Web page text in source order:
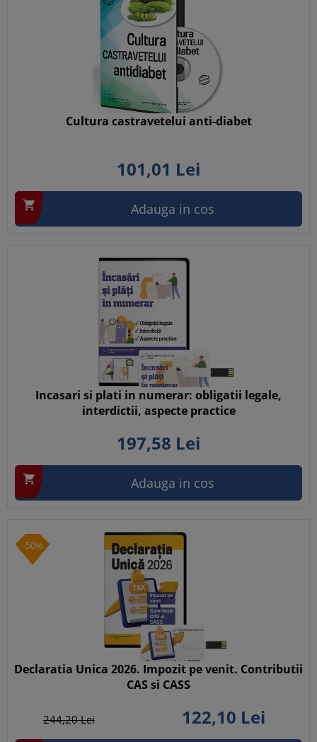
Cultura castravetelui anti-diabet
101,01 Lei
 Adauga in cos
Incasari si plati in numerar: obligatii legale,
interdictii, aspecte practice
197,58 Lei
 Adauga in cos
-50%
Declaratia Unica 2026. Impozit pe venit. Contributii
CAS si CASS
244,20Lei 122,10 Lei